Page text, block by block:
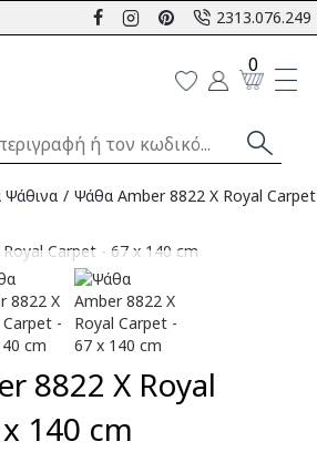
2313.076.249
0
Ψάθινα Ψάθα Amber 8822 X Royal
Αναμένεται
8822 X Royal
140 cm